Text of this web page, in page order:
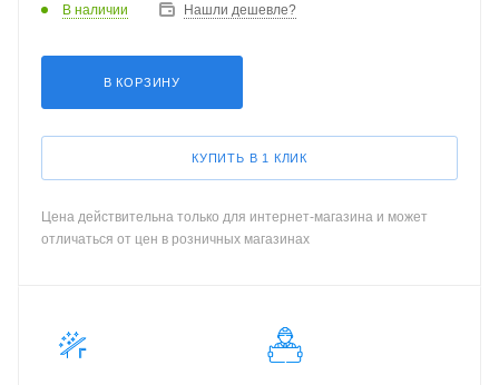
В наличии Нашли дешевле?
В КОРЗИНУ
КУПИТЬ В 1 КЛИК
Цена действительна только для интернет-магазина и может
отличаться от цен в розничных магазинах